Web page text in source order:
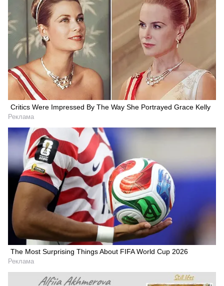
Искать
Critics Were Impressed By The Way She Portrayed Grace Kelly
Реклама
The Most Surprising Things About FIFA World Cup 2026
Реклама